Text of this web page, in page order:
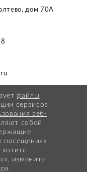
дом 70А
файлы
сервисов
веб-
собой
измените